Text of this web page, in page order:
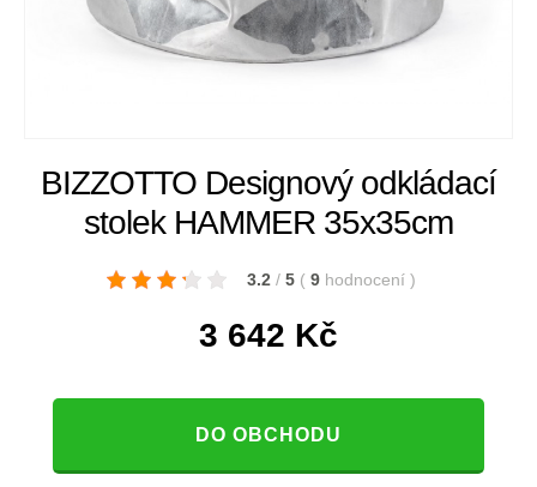
BIZZOTTO Designový odkládací
stolek HAMMER 35x35cm
3.2 / 5 ( 9 hodnocení )
3 642 Kč
DO OBCHODU